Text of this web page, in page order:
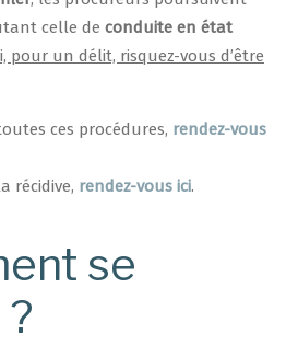
celle de conduite en état
pour un délit, risquez-vous d’être
ces procédures, rendez-vous
récidive, rendez-vous ici.
se